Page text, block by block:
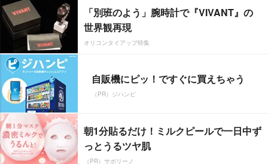
「別班のよう」腕時計で『VIVANT』の
世界観再現
オリコンタイアップ特集
自販機にピッ！ですぐに買えちゃう
（PR）ジハンピ
朝1分貼るだけ！ミルクピールで一日中ず
っとうるツヤ肌
（PR）サボリーノ